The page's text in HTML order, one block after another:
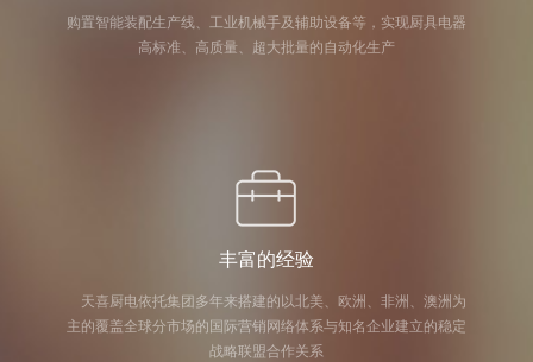
购置智能装配生产线、工业机械手及辅助设备等，实现厨具电器
高标准、高质量、超大批量的自动化生产
丰富的经验
天喜厨电依托集团多年来搭建的以北美、欧洲、非洲、澳洲为
主的覆盖全球分市场的国际营销网络体系与知名企业建立的稳定
战略联盟合作关系